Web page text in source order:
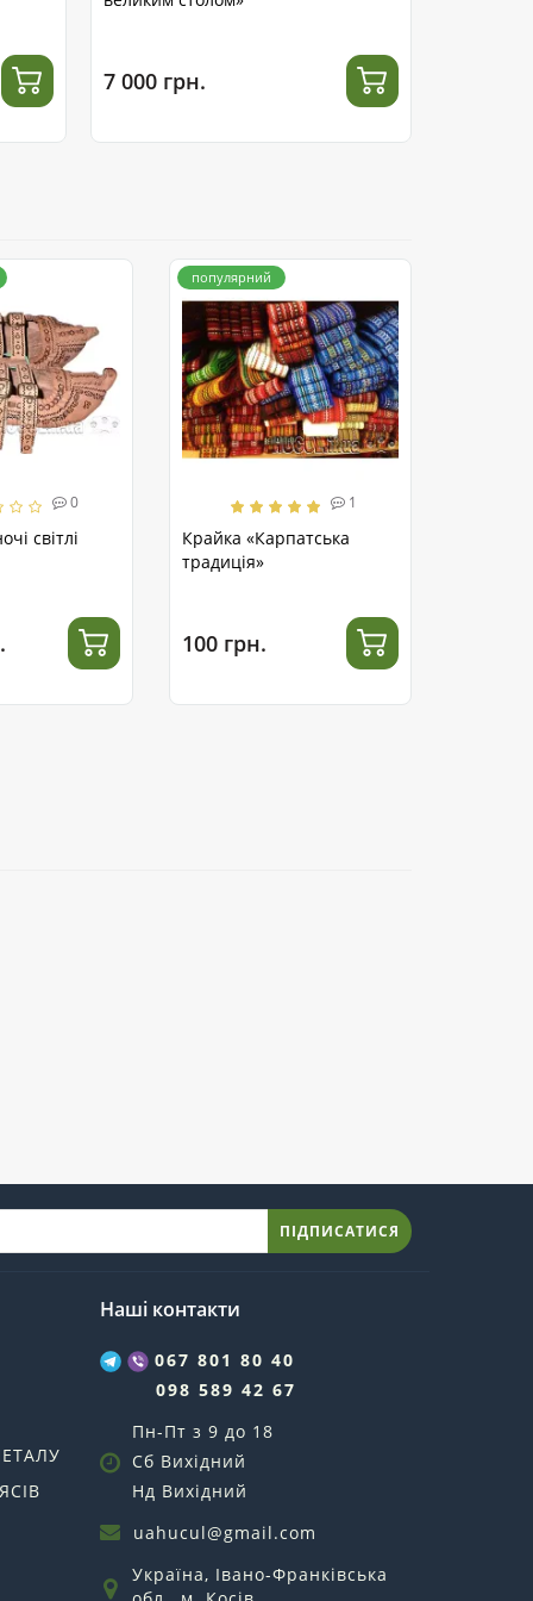
7 000 грн.
0
світлі
популярний
1
Крайка «Карпатська
традиція»
100 грн.
ПІДПИСАТИСЯ
Наші контакти
067 801 80 40
098 589 42 67
Пн-Пт з 9 до 18
Сб Вихідний
Нд Вихідний
uahucul@gmail.com
Україна, Івано-Франківська